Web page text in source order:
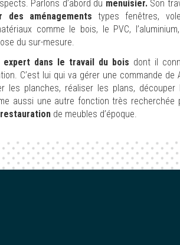
Parlons d’abord du menuisier.Son
aménagements types fenêtres,
comme le bois, le PVC,
du sur-mesure.
expert dans le travail du bois dont il
C’est lui qui va gérer une commande de
les planches, réaliser les plans, découper
aussi une autre fonction très recherchée
de meubles d’époque.